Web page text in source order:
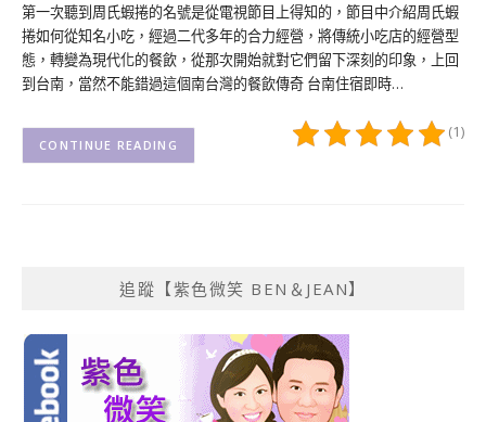
第一次聽到周氏蝦捲的名號是從電視節目上得知的，節目中介紹周氏蝦
捲如何從知名小吃，經過二代多年的合力經營，將傳統小吃店的經營型
態，轉變為現代化的餐飲，從那次開始就對它們留下深刻的印象，上回
到台南，當然不能錯過這個南台灣的餐飲傳奇 台南住宿即時…
(1)
CONTINUE READING
追蹤【紫色微笑 BEN＆JEAN】